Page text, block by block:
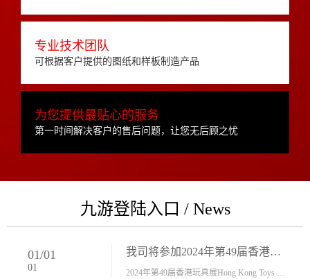
专业技术团队
可根据客户提供的图纸和样板制造产品
为您提供最贴心的服务
第一时间解决客户的售后问题，让您无后顾之忧
九游登陆入口 / News
01/01
01
我司将参加2024年第49届香港玩具展Hong Kong Toys & Games Fair 欢迎新···